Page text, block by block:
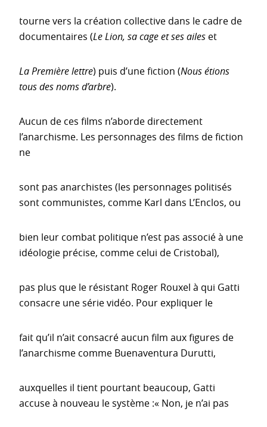
tourne vers la création collective dans le cadre de
documentaires (Le Lion, sa cage et ses ailes et
La Première lettre) puis d’une fiction (Nous étions
tous des noms d’arbre).
Aucun de ces films n’aborde directement
l’anarchisme. Les personnages des films de fiction
ne
sont pas anarchistes (les personnages politisés
sont communistes, comme Karl dans L’Enclos, ou
bien leur combat politique n’est pas associé à une
idéologie précise, comme celui de Cristobal),
pas plus que le résistant Roger Rouxel à qui Gatti
consacre une série vidéo. Pour expliquer le
fait qu’il n’ait consacré aucun film aux figures de
l’anarchisme comme Buenaventura Durutti,
auxquelles il tient pourtant beaucoup, Gatti
accuse à nouveau le système :« Non, je n’ai pas